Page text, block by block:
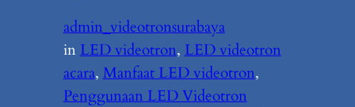
admin_videotronsurabaya
in LED videotron, LED videotron
acara, Manfaat LED videotron
Penggunaan LED Videotron